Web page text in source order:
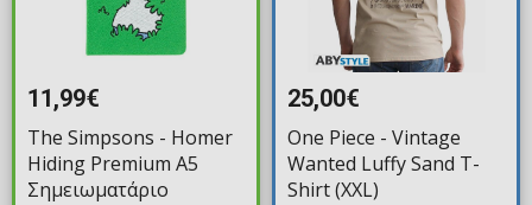
11,99€
The Simpsons - Homer
Hiding Premium A5
Σημειωματάριο
25,00€
One Piece - Vintage
Wanted Luffy Sand T-
Shirt (XXL)